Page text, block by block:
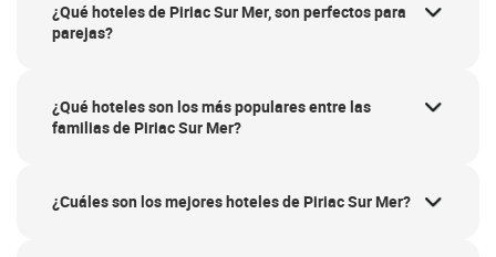
¿Qué hoteles de Piriac Sur Mer, son perfectos para
parejas?
¿Qué hoteles son los más populares entre las
familias de Piriac Sur Mer?
¿Cuáles son los mejores hoteles de Piriac Sur Mer?